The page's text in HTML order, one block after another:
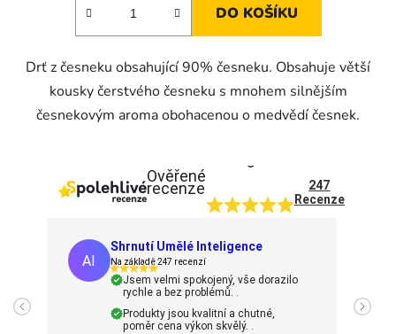
DO KOŠÍKU
Drť z česneku obsahující 90% česneku. Obsahuje větší
kousky čerstvého česneku s mnohem silnějším
česnekovým aroma obohacenou o medvědí česnek.
Ověřené
recenze
5
247
Recenze
AI
Shrnutí Umělé Inteligence
Na základě 247 recenzí
Jsem velmi spokojený, vše dorazilo
rychle a bez problémů. .
Produkty jsou kvalitní a chutné,
poměr cena výkon skvělý. .